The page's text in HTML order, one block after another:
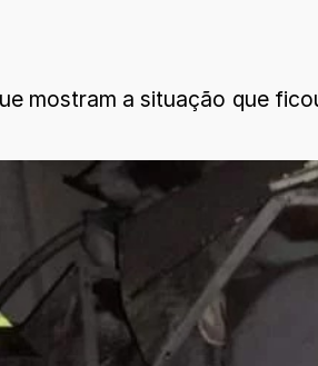
mostram a situação que